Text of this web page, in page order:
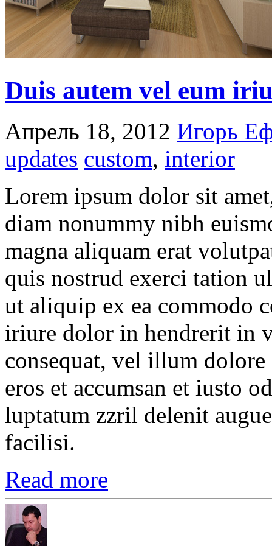
Duis autem vel eum
Апрель 18, 2012 Игорь
updates custom, interior
Lorem ipsum dolor sit
diam nonummy nibh
magna aliquam erat
quis nostrud exerci tation
ut aliquip ex ea commodo
iriure dolor in hendrerit in
consequat, vel illum
eros et accumsan et iusto
luptatum zzril delenit
facilisi.
Read more